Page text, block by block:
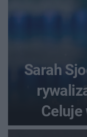
Sarah
Celuje